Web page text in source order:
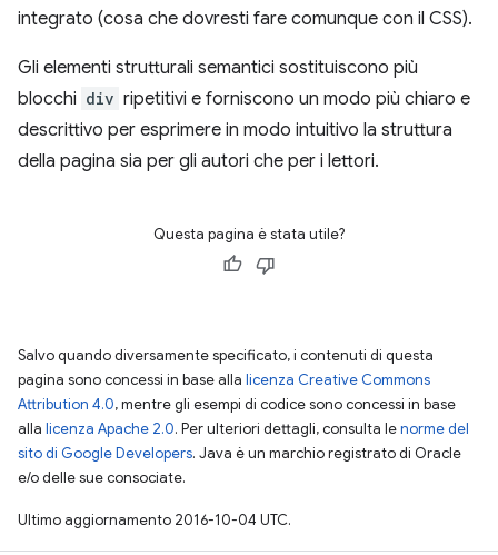
integrato (cosa che dovresti fare comunque con il CSS).
Gli elementi strutturali semantici sostituiscono più
blocchi div ripetitivi e forniscono un modo più chiaro e
descrittivo per esprimere in modo intuitivo la struttura
della pagina sia per gli autori che per i lettori.
Questa pagina è stata utile?
Salvo quando diversamente specificato, i contenuti di questa
pagina sono concessi in base alla licenza Creative Commons
Attribution 4.0, mentre gli esempi di codice sono concessi in base
alla licenza Apache 2.0. Per ulteriori dettagli, consulta lenorme del
sito di Google Developers. Java è un marchio registrato di Oracle
e/o delle sue consociate.
Ultimo aggiornamento 2016-10-04 UTC.